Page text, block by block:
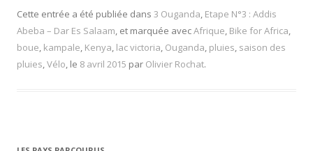
Cette entrée a été publiée dans 3 Ouganda, Etape N°3 : Addis
Abeba – Dar Es Salaam, et marquée avecAfrique, Bike for Africa,
boue, kampale, Kenya, lac victoria, Ouganda, pluies, saison des
pluies,Vélo, le 8 avril 2015 par Olivier Rochat.